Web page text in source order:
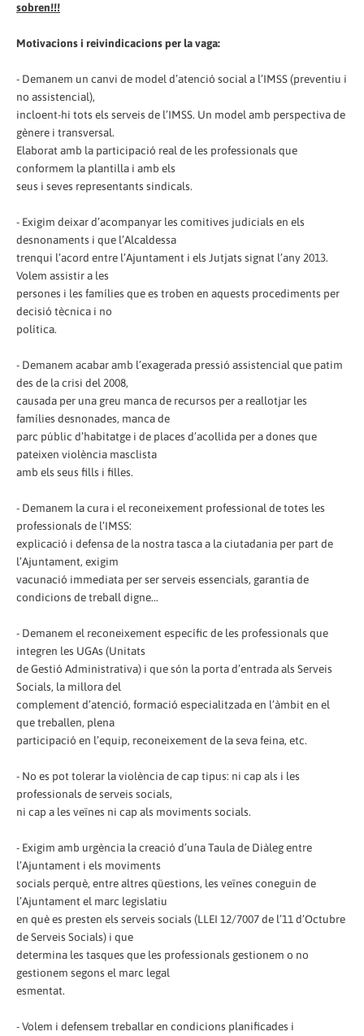
sobren!!!
Motivacions i reivindicacions per la vaga:
- Demanem un canvi de model d’atenció social a l’IMSS (preventiu i
no assistencial),
incloent-hi tots els serveis de l’IMSS. Un model amb perspectiva de
gènere i transversal.
Elaborat amb la participació real de les professionals que
conformem la plantilla i amb els
seus i seves representants sindicals.
- Exigim deixar d’acompanyar les comitives judicials en els
desnonaments i que l’Alcaldessa
trenqui l’acord entre l’Ajuntament i els Jutjats signat l’any 2013.
Volem assistir a les
persones i les famílies que es troben en aquests procediments per
decisió tècnica i no
política.
- Demanem acabar amb l’exagerada pressió assistencial que patim
des de la crisi del 2008,
causada per una greu manca de recursos per a reallotjar les
famílies desnonades, manca de
parc públic d’habitatge i de places d’acollida per a dones que
pateixen violència masclista
amb els seus fills i filles.
- Demanem la cura i el reconeixement professional de totes les
professionals de l’IMSS:
explicació i defensa de la nostra tasca a la ciutadania per part de
l’Ajuntament, exigim
vacunació immediata per ser serveis essencials, garantia de
condicions de treball digne...
- Demanem el reconeixement específic de les professionals que
integren les UGAs (Unitats
de Gestió Administrativa) i que són la porta d’entrada als Serveis
Socials, la millora del
complement d’atenció, formació especialitzada en l’àmbit en el
que treballen, plena
participació en l’equip, reconeixement de la seva feina, etc.
- No es pot tolerar la violència de cap tipus: ni cap als i les
professionals de serveis socials,
ni cap a les veïnes ni cap als moviments socials.
- Exigim amb urgència la creació d’una Taula de Diàleg entre
l’Ajuntament i els moviments
socials perquè, entre altres qüestions, les veïnes coneguin de
l’Ajuntament el marc legislatiu
en què es presten els serveis socials (LLEI 12/7007 de l’11 d’Octubre
de Serveis Socials) i que
determina les tasques que les professionals gestionem o no
gestionem segons el marc legal
esmentat.
- Volem i defensem treballar en condicions planificades i